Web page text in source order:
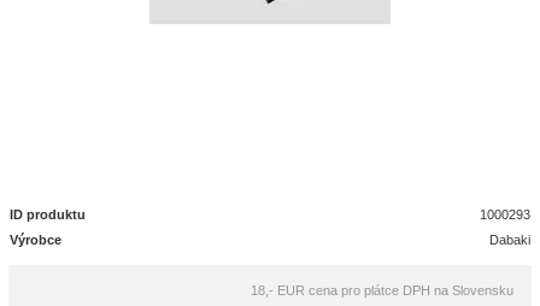
ID produktu
1000293
Výrobce
Dabaki
18,- EUR cena pro plátce DPH na Slovensku